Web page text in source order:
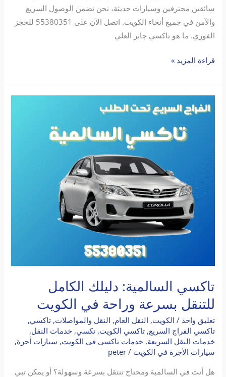
سائقين محترفين وسيارات حديثة، نحن نضمن الوصول السريع
والآمن في جميع أنحاء الكويت. اتصل الآن على 55380351 للحجز
الفوري. ما هو تاكسي جابر العلي
قراءة المزيد »
تاكسي السالمية: دليلك الكامل
للتنقل بسرعة وراحة في الكويت
تعليق واحد / الكويت, النقل العام, النقل والمواصلات,تاكسي,
تاكسي الفراج السريع,تاكسي الكويت,تكسي,خدمات النقل,
خدمات النقل السريعة,خدمات تاكسي في الكويت, سيارات أجرة,
سيارات الأجرة في الكويت /
peter
هل أنت في السالمية ومحتاج تنتقل بسرعة وسهولة؟ أو يمكن تبي
تاكسي
السالمية:
بسرعة
الكويت